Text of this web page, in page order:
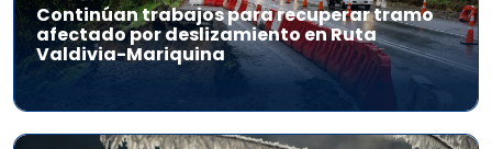
Continúan trabajos para recuperar tramo
afectado por deslizamiento en Ruta
Valdivia-Mariquina